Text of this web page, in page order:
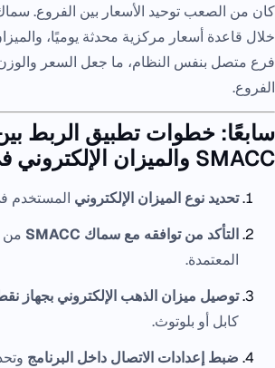
كان من الصعب توحيد الأسعار بين الفروع.
خلال قاعدة أسعار مركزية محدثة يوميًا،
فرع متصل بنفس النظام، ما جعل السعر
الفروع.
سابعًا: خطوات تطبيق الربط
SMACC والميزان الإلكتروني في متجرك
تحديد نوع الميزان الإلكتروني المستخدم
التأكد من توافقه مع سماك SMACC
من
المعتمدة.
توصيل ميزان الذهب الإلكتروني بجهاز
كابل أو بلوتوث.
ضبط إعدادات الاتصال داخل البرنامج